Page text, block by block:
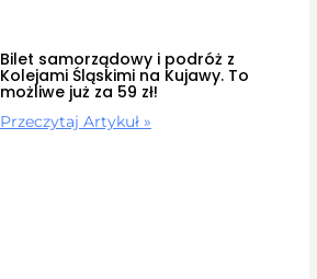
Bilet samorządowy i podróż z
Kolejami Śląskimi na Kujawy. To
możliwe już za 59 zł!
Przeczytaj Artykuł »